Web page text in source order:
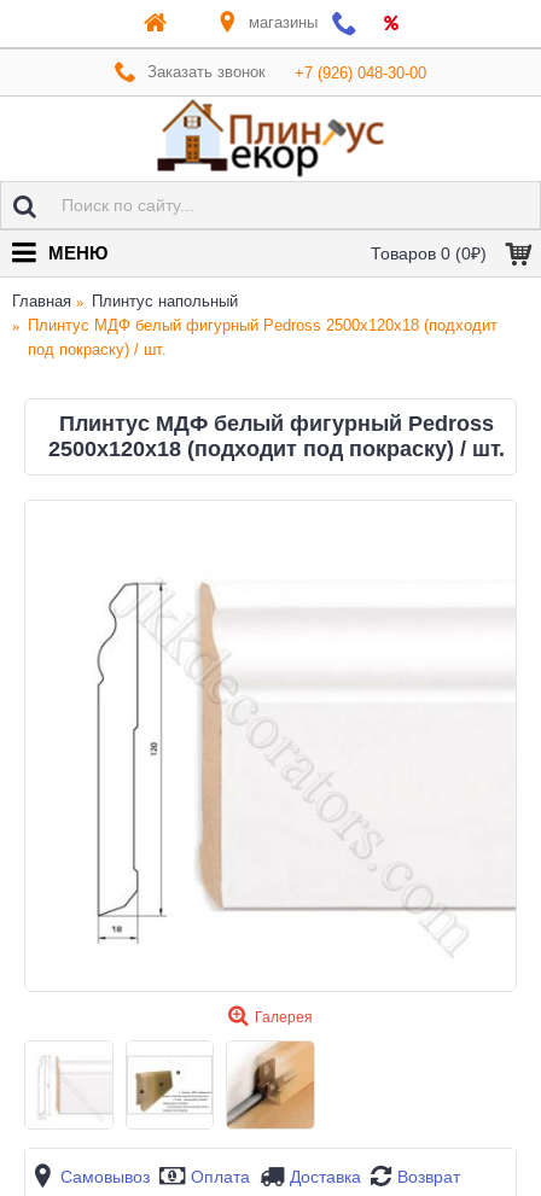
магазины
Заказать звонок +7 (926) 048-30-00
Товаров 0 (0₽)
МЕНЮ
Главная
Плинтус напольный
Плинтус МДФ белый фигурный Pedross 2500х120х18 (подходит
под покраску) / шт.
Плинтус МДФ белый фигурный Pedross
2500х120х18 (подходит под покраску) / шт.
Галерея
Самовывоз Оплата Доставка
Возврат